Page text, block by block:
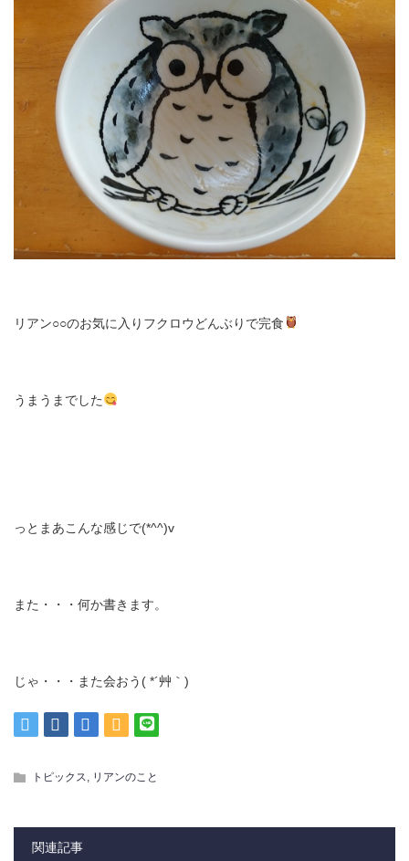
リアン○○のお気に入りフクロウどんぶりで完食
うまうまでした
っとまあこんな感じで(*^^)v
また・・・何か書きます。
じゃ・・・また会おう( *´艸｀)
トピックス リアンのこと
関連記事